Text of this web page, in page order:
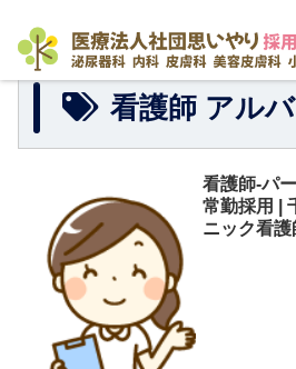
看護師 アル
看護師-パ
常勤採用 |
ニック看